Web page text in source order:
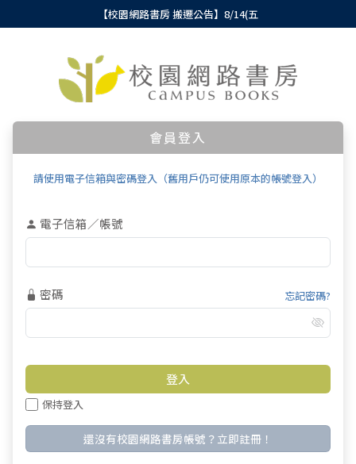
【校園網路書房 搬遷公告】8/14(五
會員登入
請使用電子信箱與密碼登入（舊用戶仍可使用原本的帳號登入）
電子信箱／帳號
密碼 忘記密碼?
保持登入
還沒有校園網路書房帳號？立即註冊！